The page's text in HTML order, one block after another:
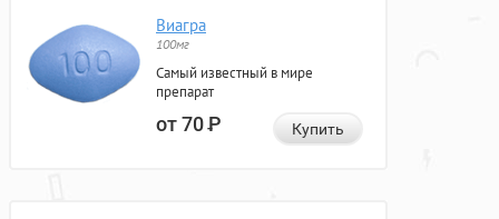
Виагра
100мг
Самый известный в мире
препарат
от 70Р Купить